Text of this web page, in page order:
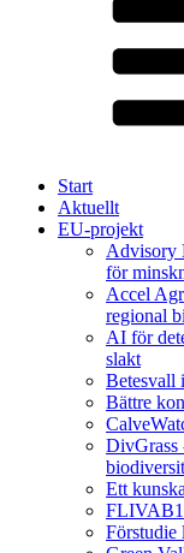
Start
Aktuellt
EU-projekt
Advisory
för
Accel
regional
AI för
slakt
Betesvall
Bättre
DivGrass
Ett
FLIVAB1
Förstudie